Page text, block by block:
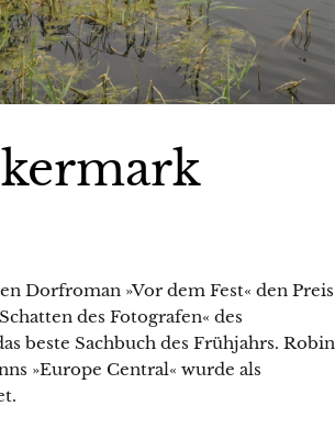
Dorfroman »Vor dem Fest« den Preis
des Fotografen« des
beste Sachbuch des Frühjahrs. Robin
»Europe Central« wurde als